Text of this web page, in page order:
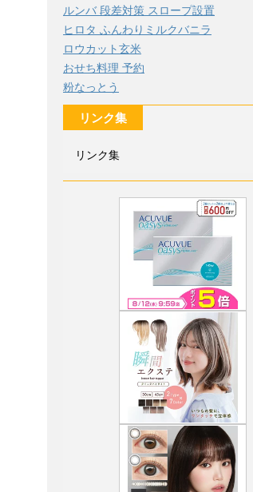
ルンバ 段差対策 スロープ設置
ヒロタ ふんわりミルクバニラ
ロウカット玄米
おせち料理 予約
粉なっとう
リンク集
リンク集